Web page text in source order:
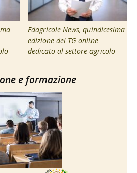
Edagricole News, quindicesima
edizione del TG online
dedicato al settore agricolo
e formazione